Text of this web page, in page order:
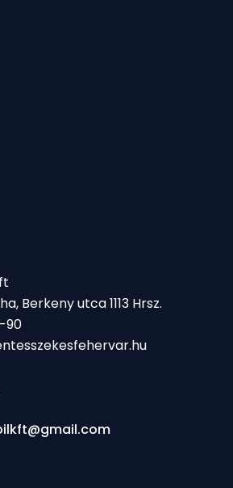
Berkeny utca 1113 Hrsz.
90